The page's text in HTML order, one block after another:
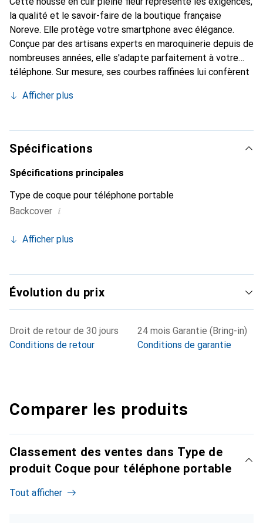
la qualité et le savoir-faire de la boutique française
Noreve. Elle protège votre smartphone avec élégance.
Conçue par des artisans experts en maroquinerie depuis de
nombreuses années, elle s'adapte parfaitement à votre
téléphone. Sur mesure, ses courbes raffinées lui confèrent
chic et indispensable pour votre smartphone.
qualité, la marque Noreve est un choix sûr pour une
clientèle exigeante.
Afficher plus
Spécifications
Spécifications principales
Type de coque pour téléphone portable
Backcover i
Afficher plus
Évolution du prix
Droit de retour de 30 jours
Conditions de retour
24 mois Garantie (Bring-in)
Conditions de garantie
Comparer les produits
Classement des ventes dans Type de
produit Coque pour téléphone portable
Tout afficher